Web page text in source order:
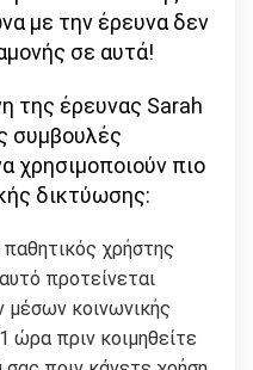
με την έρευνα δεν
σε αυτά!
της έρευνας Sarah
συμβουλές
χρησιμοποιούν πιο
δικτύωσης:
παθητικός χρήστης
προτείνεται
μέσων κοινωνικής
ώρα πριν κοιμηθείτε